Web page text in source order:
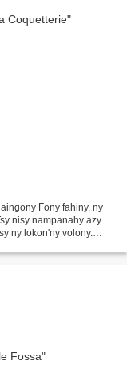
Fony fahiny, ny
nisy nampanahy azy
ny lokon'ny volony.